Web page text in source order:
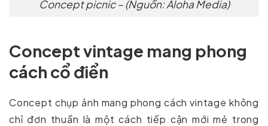
Concept picnic – (Nguồn: Aloha Media)
Concept vintage mang phong
cách cổ điển
Concept chụp ảnh mang phong cách vintage không
chỉ đơn thuần là một cách tiếp cận mới mẻ trong